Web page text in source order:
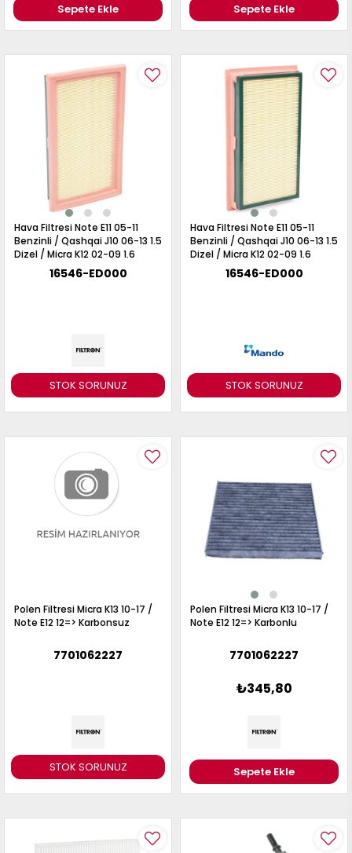
Sepete Ekle Sepete Ekle
STOK SORUNUZ
Hava Filtresi Note E11 05-11
Benzinli / Qashqai J10 06-13 1.5
Dizel / Micra K12 02-09 1.6
16546-ED000
STOK SORUNUZ
Hava Filtresi Note E11 05-11
Benzinli / Qashqai J10 06-13 1.5
Dizel / Micra K12 02-09 1.6
16546-ED000
STOK SORUNUZ
Polen Filtresi Micra K13 10-17 /
Note E12 12=> Karbonsuz
7701062227
Polen Filtresi Micra K13 10-17 /
Note E12 12=> Karbonlu
7701062227
₺345,80
Sepete Ekle